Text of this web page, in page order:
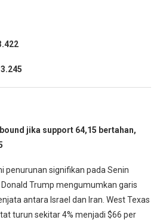
jika support 64,15 bertahan,
penurunan signifikan pada Senin
Trump mengumumkan garis
antara Israel dan Iran. West Texas
turun sekitar 4% menjadi $66 per